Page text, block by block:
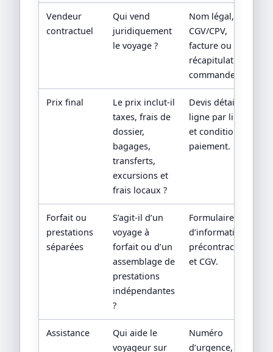
Vendeur
contractuel
Qui vend
juridiquement
le voyage ?
Nom légal,
CGV/CPV,
facture ou
récapitulatif de
commande.
Prix final
Le prix inclut-il
taxes, frais de
dossier,
bagages,
transferts,
excursions et
frais locaux ?
Devis détaillé
ligne par ligne
et conditions de
paiement.
Forfait ou
prestations
séparées
S’agit-il d’un
voyage à
forfait ou d’un
assemblage de
prestations
indépendantes
?
Formulaire
d’information
précontractuelle
et CGV.
Assistance
Qui aide le
voyageur sur
Numéro
d’urgence,